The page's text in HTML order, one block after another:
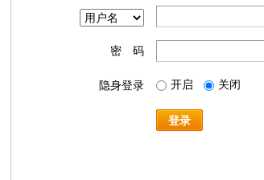
密 码
隐身登录 开启 关闭
登录